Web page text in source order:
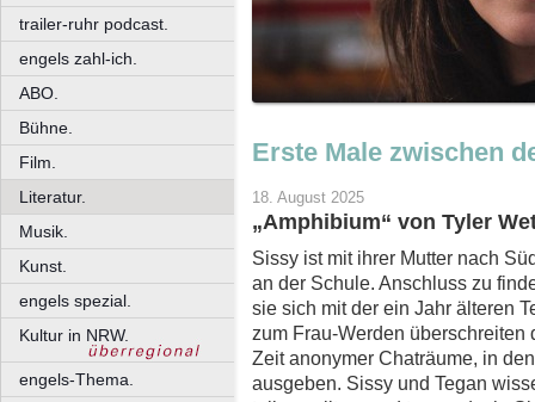
trailer-ruhr podcast.
engels zahl-ich.
ABO.
Bühne.
Film.
Literatur.
Musik.
Kunst.
engels spezial.
Kultur in NRW.
engels-Thema.
Erste Male zwischen
18. August 2025
„Amphibium“ von Tyler
Sissy ist mit ihrer Mutter nach
an der Schule. Anschluss zu
sie sich mit der ein Jahr älteren
zum Frau-Werden
Zeit anonymer Chaträume, in
ausgeben. Sissy und Tegan